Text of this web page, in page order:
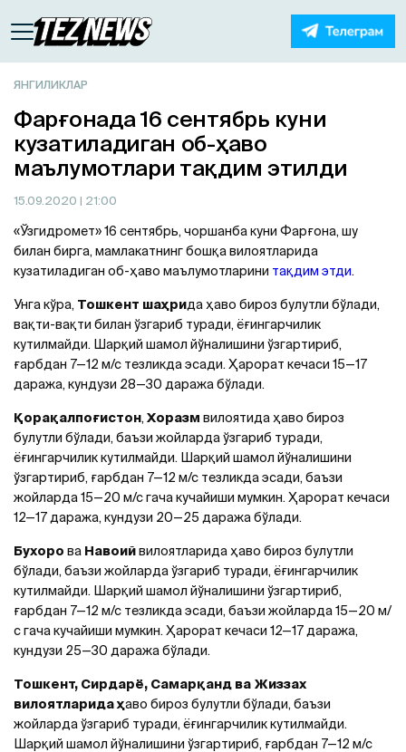
ЯНГИЛИКЛАР
Фарғонада 16 сентябрь куни
кузатиладиган об-ҳаво
маълумотлари тақдим этилди
15.09.2020 | 21:00
«Ўзгидромет» 16 сентябрь, чоршанба куни Фарғона, шу
билан бирга, мамлакатнинг бошқа вилоятларида
кузатиладиган об-ҳаво маълумотларини тақдим этди.
Унга кўра, Тошкент шаҳрида ҳаво бироз булутли бўлади,
вақти-вақти билан ўзгариб туради, ёғингарчилик
кутилмайди. Шарқий шамол йўналишини ўзгартириб,
ғарбдан 7—12 м/с тезликда эсади. Ҳарорат кечаси 15—17
даража, кундузи 28—30 даража бўлади.
Қорақалпоғистон, Хоразм вилоятида ҳаво бироз
булутли бўлади, баъзи жойларда ўзгариб туради,
ёғингарчилик кутилмайди. Шарқий шамол йўналишини
ўзгартириб, ғарбдан 7—12 м/с тезликда эсади, баъзи
жойларда 15—20 м/с гача кучайиши мумкин. Ҳарорат кечаси
12—17 даража, кундузи 20—25 даража бўлади.
Бухоро ва Навоийвилоятларида ҳаво бироз булутли
бўлади, баъзи жойларда ўзгариб туради, ёғингарчилик
кутилмайди. Шарқий шамол йўналишини ўзгартириб,
ғарбдан 7—12 м/с тезликда эсади, баъзи жойларда 15—20 м/
с гача кучайиши мумкин. Ҳарорат кечаси 12—17 даража,
кундузи 25—30 даража бўлади.
Тошкент, Сирдарё, Самарқанд ва Жиззах
вилоятларида ҳаво бироз булутли бўлади, баъзи
жойларда ўзгариб туради, ёғингарчилик кутилмайди.
Шарқий шамол йўналишини ўзгартириб, ғарбдан 7—12 м/с